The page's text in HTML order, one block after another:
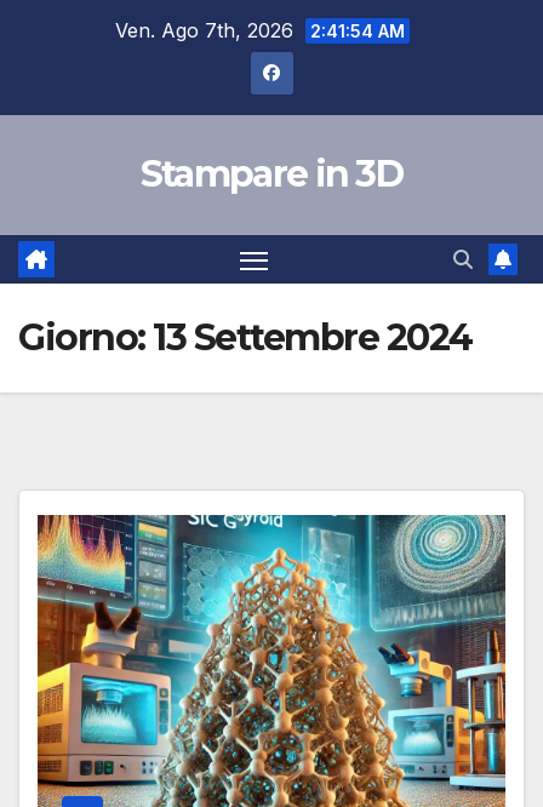
Ven. Ago 7th, 2026 2:41:55 AM
Stampare in 3D
Giorno:13 Settembre 2024